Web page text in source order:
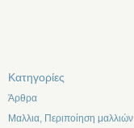
Kατηγορίες
Άρθρα
Μαλλια, Περιποίηση μαλλιών